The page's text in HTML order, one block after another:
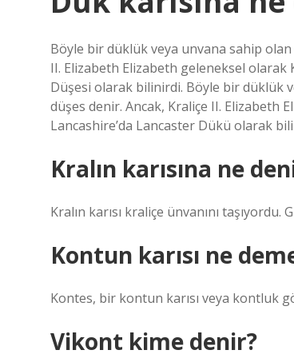
Böyle bir düklük veya unvana sahip
II. Elizabeth Elizabeth geleneksel olarak
Düşesi olarak bilinirdi. Böyle bir düklük
düşes denir. Ancak, Kraliçe II. Elizabeth
Lancashire’da Lancaster Dükü olarak
Kralın karısına ne
Kralın karısı kraliçe ünvanını taşıyordu.
Kontun karısı ne
Kontes, bir kontun karısı veya kontluk
Vikont kime denir?